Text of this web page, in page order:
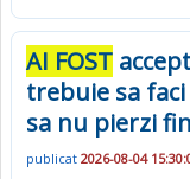
AI FOST
trebuie sa
sa nu pierzi
publicat 2026-08-04